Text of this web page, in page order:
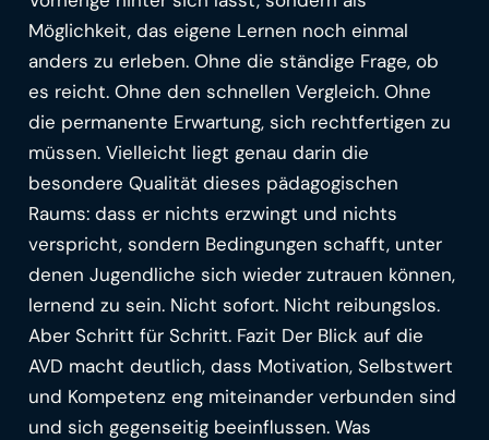
Möglichkeit, das eigene Lernen noch einmal
anders zu erleben. Ohne die ständige Frage, ob
es reicht. Ohne den schnellen Vergleich. Ohne
die permanente Erwartung, sich rechtfertigen zu
müssen. Vielleicht liegt genau darin die
besondere Qualität dieses pädagogischen
Raums: dass er nichts erzwingt und nichts
verspricht, sondern Bedingungen schafft, unter
denen Jugendliche sich wieder zutrauen können,
lernend zu sein. Nicht sofort. Nicht reibungslos.
Aber Schritt für Schritt. Fazit Der Blick auf die
AVD macht deutlich, dass Motivation, Selbstwert
und Kompetenz eng miteinander verbunden sind
und sich gegenseitig beeinflussen. Was